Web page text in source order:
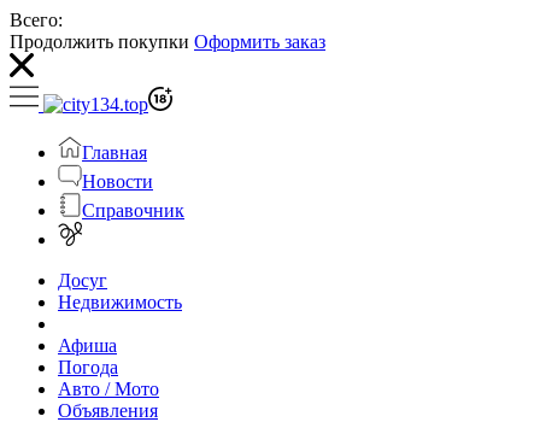
Всего:
Продолжить покупки Оформить заказ
Главная
Новости
Справочник
Досуг
Недвижимость
Афиша
Погода
Авто / Мото
Объявления